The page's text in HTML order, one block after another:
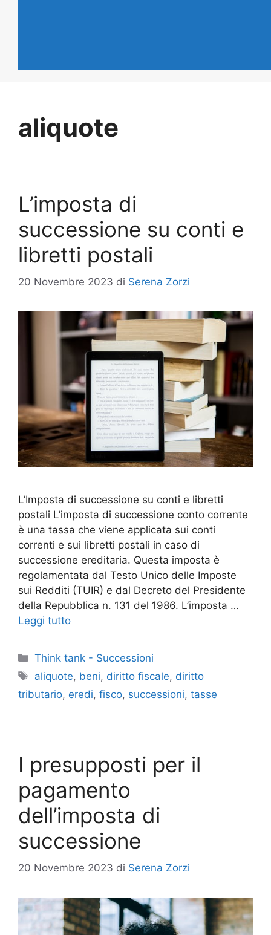
aliquote
L’imposta di
successione su conti e
libretti postali
20 Novembre 2023 di Serena Zorzi
L’Imposta di successione su conti e libretti
postali L’imposta di successione conto corrente
è una tassa che viene applicata sui conti
correnti e sui libretti postali in caso di
successione ereditaria. Questa imposta è
regolamentata dal Testo Unico delle Imposte
sui Redditi (TUIR) e dal Decreto del Presidente
della Repubblica n. 131 del 1986. L’imposta …
Leggi tutto
Categorie
Think tank - Successioni
Tag
aliquote, beni, diritto fiscale, diritto
tributario, eredi, fisco, successioni, tasse
I presupposti per il
pagamento
dell’imposta di
successione
20 Novembre 2023 di Serena Zorzi